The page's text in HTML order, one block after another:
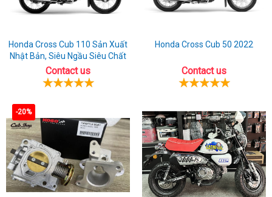
Honda Cross Cub 110 Sản Xuất
Nhật Bản, Siêu Ngầu Siêu Chất
Contact us
Honda Cross Cub 50 2022
Contact us
-20%